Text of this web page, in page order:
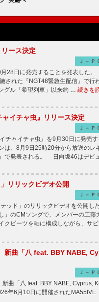
ース決定
Ｊ－Ｐ
28日に発売することを発表した
された『NGT48緊急生配信』で行
グル「希望列車」以来約 … 続きを
イチャ虫』リリース決定
Ｊ－Ｐ
ャイチャ虫』を9月30日に発売す
は、8月9日25時20分から放送のレ
で発表される。 日向坂46はデビ
リリックビデオ公開
Ｊ－Ｐ
ッド」のリリックビデオを公開
」のCMソングで、メンバーの工藤
クビーツを軸に構成しながら、サ
新曲「八 feat. BBY NABE,
Ｊ－Ｐ
曲「八 feat. BBY NABE, Cyprus,
年6月10日に開催されたMA55IVE